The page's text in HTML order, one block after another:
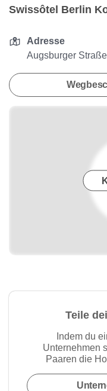
Swissôtel Berlin
Adresse
Augsburger
Teile
Indem du
Unternehmen
Paaren die